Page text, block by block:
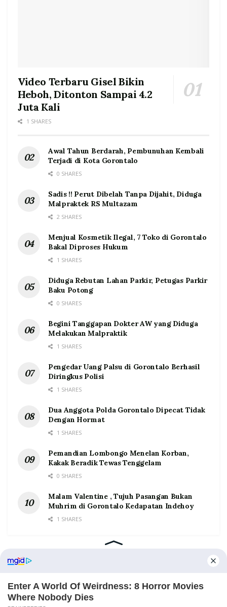
Video Terbaru Gisel Bikin
Heboh, Ditonton Sampai 4.2
Juta Kali
1 SHARES
Awal Tahun Berdarah, Pembunuhan Kembali
Terjadi di Kota Gorontalo
0 SHARES
Sadis !! Perut Dibelah Tanpa Dijahit, Diduga
Malpraktek RS Multazam
2 SHARES
Menjual Kosmetik Ilegal, 7 Toko di Gorontalo
Bakal Diproses Hukum
1 SHARES
Diduga Rebutan Lahan Parkir, Petugas Parkir
Baku Potong
0 SHARES
Begini Tanggapan Dokter AW yang Diduga
Melakukan Malpraktik
1 SHARES
Pengedar Uang Palsu di Gorontalo Berhasil
Diringkus Polisi
1 SHARES
Dua Anggota Polda Gorontalo Dipecat Tidak
Dengan Hormat
1 SHARES
Pemandian Lombongo Menelan Korban,
Kakak Beradik Tewas Tenggelam
0 SHARES
Malam Valentine , Tujuh Pasangan Bukan
Muhrim di Gorontalo Kedapatan Indehoy
1 SHARES
Home Tentang Kontak Redaksi Pedoman Media Siber